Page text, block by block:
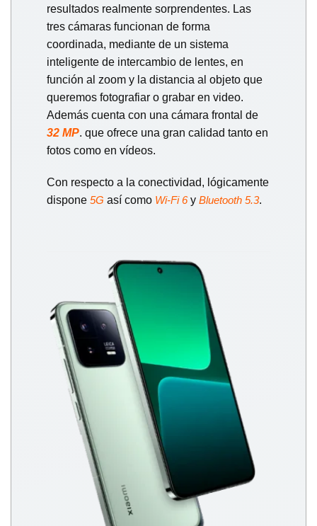
resultados realmente sorprendentes. Las
tres cámaras funcionan de forma
coordinada, mediante de un sistema
inteligente de intercambio de lentes, en
función al zoom y la distancia al objeto que
queremos fotografiar o grabar en video.
Además cuenta con una cámara frontal de
32 MP. que ofrece una gran calidad tanto en
fotos como en vídeos.
Con respecto a la conectividad, lógicamente
dispone 5G así como Wi-Fi 6y Bluetooth 5.3.